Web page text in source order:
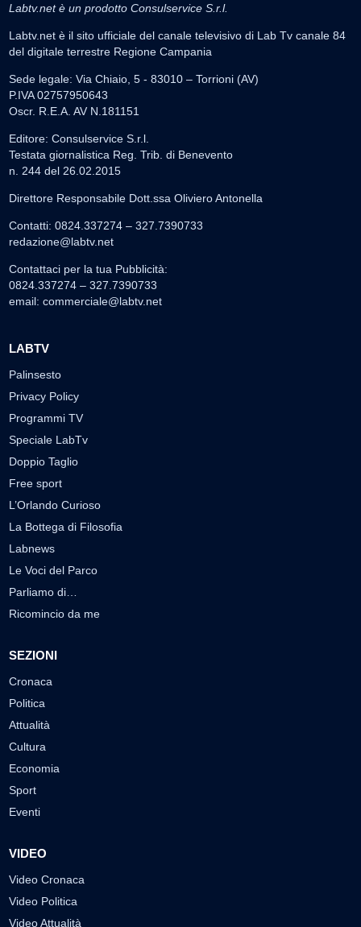
Labtv.net è un prodotto Consulservice S.r.l.
Labtv.net è il sito ufficiale del canale televisivo di Lab Tv canale 84
del digitale terrestre Regione Campania
Sede legale: Via Chiaio, 5 - 83010 – Torrioni (AV)
P.IVA 02757950643
Oscr. R.E.A. AV N.181151
Editore: Consulservice S.r.l.
Testata giornalistica Reg. Trib. di Benevento
n. 244 del 26.02.2015
Direttore Responsabile Dott.ssa Oliviero Antonella
Contatti: 0824.337274 – 327.7390733
redazione@labtv.net
Contattaci per la tua Pubblicità:
0824.337274 – 327.7390733
email: commerciale@labtv.net
LABTV
Palinsesto
Privacy Policy
Programmi TV
Speciale LabTv
Doppio Taglio
Free sport
L’Orlando Curioso
La Bottega di Filosofia
Labnews
Le Voci del Parco
Parliamo di…
Ricomincio da me
SEZIONI
Cronaca
Politica
Attualità
Cultura
Economia
Sport
Eventi
VIDEO
Video Cronaca
Video Politica
Video Attualità